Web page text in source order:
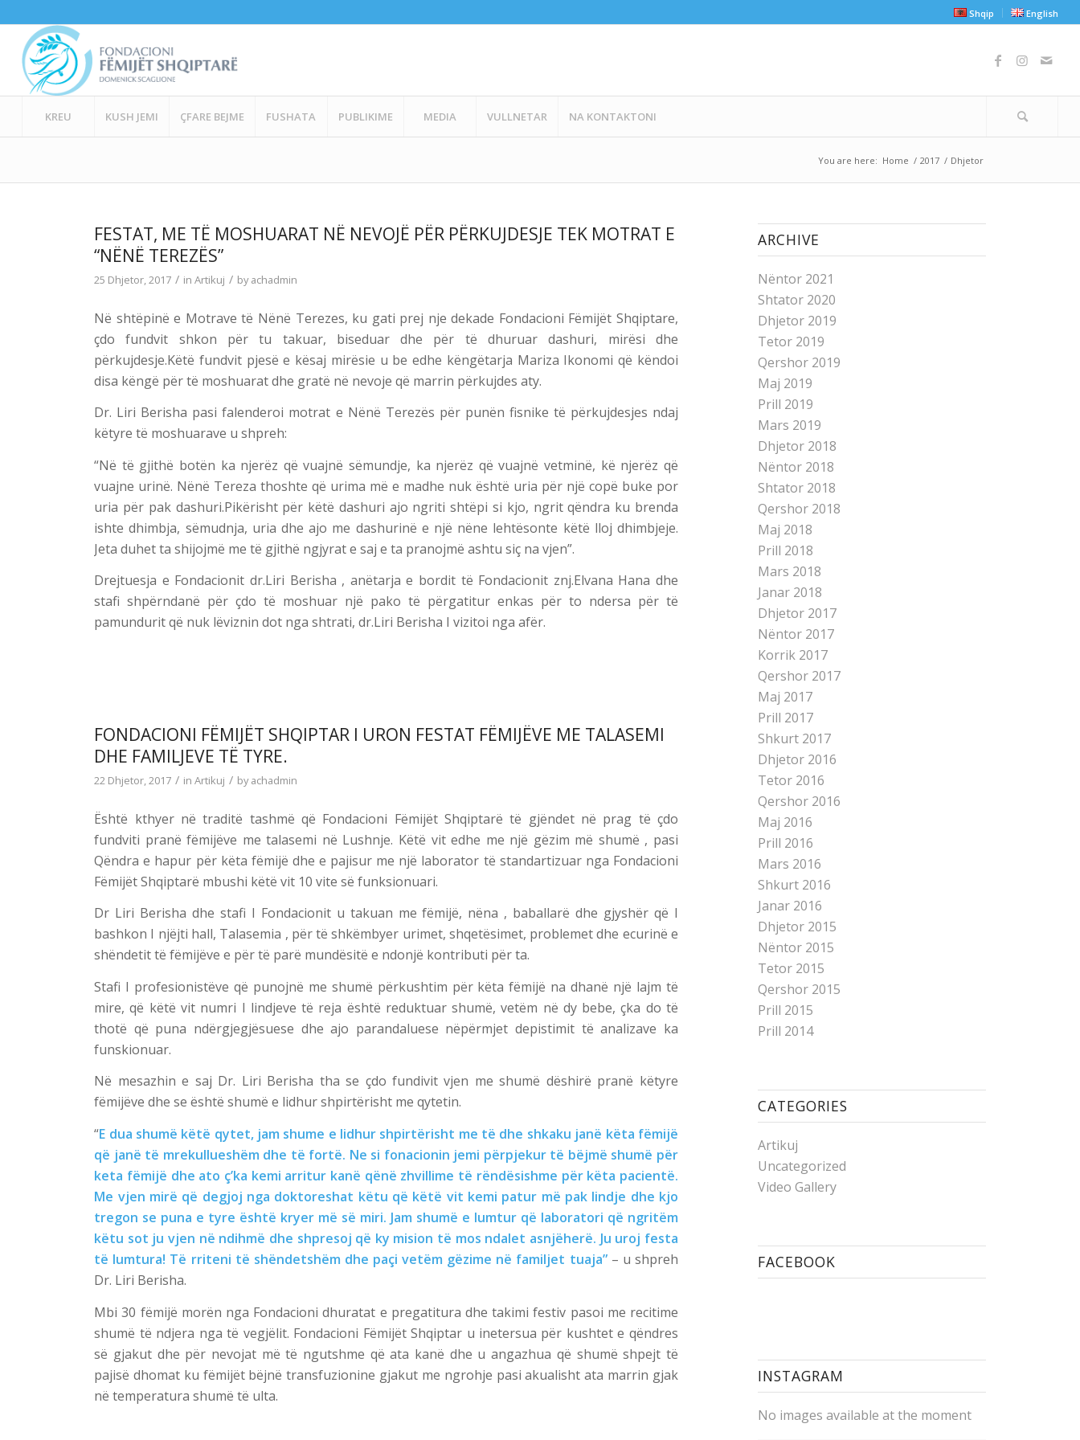
Shqip English
KREU KUSH JEMI ÇFARE BEJME FUSHATA PUBLIKIME MEDIA VULLNETAR NA KONTAKTONI
You are here: Home / 2017 / Dhjetor
FESTAT, ME TË MOSHUARAT NË NEVOJË PËR PËRKUJDESJE TEK MOTRAT E
“NËNË TEREZËS”
25 Dhjetor, 2017 / inArtikuj / byachadmin
Në shtëpinë e Motrave të Nënë Terezes, ku gati prej nje dekade Fondacioni Fëmijët Shqiptare,
çdo fundvit shkon për tu takuar, biseduar dhe për të dhuruar dashuri, mirësi dhe
përkujdesje.Këtë fundvit pjesë e kësaj mirësie u be edhe këngëtarja Mariza Ikonomi që këndoi
disa këngë për të moshuarat dhe gratë në nevoje që marrin përkujdes aty.
Dr. Liri Berisha pasi falenderoi motrat e Nënë Terezës për punën fisnike të përkujdesjes ndaj
këtyre të moshuarave u shpreh:
“Në të gjithë botën ka njerëz që vuajnë sëmundje, ka njerëz që vuajnë vetminë, kë njerëz që
vuajne urinë. Nënë Tereza thoshte që urima më e madhe nuk është uria për një copë buke por
uria për pak dashuri.Pikërisht për këtë dashuri ajo ngriti shtëpi si kjo, ngrit qëndra ku brenda
ishte dhimbja, sëmudnja, uria dhe ajo me dashurinë e një nëne lehtësonte këtë lloj dhimbjeje.
Jeta duhet ta shijojmë me të gjithë ngjyrat e saj e ta pranojmë ashtu siç na vjen”.
Drejtuesja e Fondacionit dr.Liri Berisha , anëtarja e bordit të Fondacionit znj.Elvana Hana dhe
stafi shpërndanë për çdo të moshuar një pako të përgatitur enkas për to ndersa për të
pamundurit që nuk lëviznin dot nga shtrati, dr.Liri Berisha I vizitoi nga afër.
FONDACIONI FËMIJËT SHQIPTAR I URON FESTAT FËMIJËVE ME TALASEMI
DHE FAMILJEVE TË TYRE.
22 Dhjetor, 2017 / inArtikuj / byachadmin
Është kthyer në traditë tashmë që Fondacioni Fëmijët Shqiptarë të gjëndet në prag të çdo
fundviti pranë fëmijëve me talasemi në Lushnje. Këtë vit edhe me një gëzim më shumë , pasi
Qëndra e hapur për këta fëmijë dhe e pajisur me një laborator të standartizuar nga Fondacioni
Fëmijët Shqiptarë mbushi këtë vit 10 vite së funksionuari.
Dr Liri Berisha dhe stafi I Fondacionit u takuan me fëmijë, nëna , baballarë dhe gjyshër që I
bashkon I njëjti hall, Talasemia , për të shkëmbyer urimet, shqetësimet, problemet dhe ecurinë e
shëndetit të fëmijëve e për të parë mundësitë e ndonjë kontributi për ta.
Stafi I profesionistëve që punojnë me shumë përkushtim për këta fëmijë na dhanë një lajm të
mire, që këtë vit numri I lindjeve të reja është reduktuar shumë, vetëm në dy bebe, çka do të
thotë që puna ndërgjegjësuese dhe ajo parandaluese nëpërmjet depistimit të analizave ka
funskionuar.
Në mesazhin e saj Dr. Liri Berisha tha se çdo fundivit vjen me shumë dëshirë pranë këtyre
fëmijëve dhe se është shumë e lidhur shpirtërisht me qytetin.
“E dua shumë këtë qytet, jam shume e lidhur shpirtërisht me të dhe shkaku janë këta fëmijë
që janë të mrekullueshëm dhe të fortë. Ne si fonacionin jemi përpjekur të bëjmë shumë për
keta fëmijë dhe ato ç’ka kemi arritur kanë qënë zhvillime të rëndësishme për këta pacientë.
Me vjen mirë që degjoj nga doktoreshat këtu që këtë vit kemi patur më pak lindje dhe kjo
tregon se puna e tyre është kryer më së miri. Jam shumë e lumtur që laboratori që ngritëm
këtu sot ju vjen në ndihmë dhe shpresoj që ky mision të mos ndalet asnjëherë. Ju uroj festa
të lumtura! Të rriteni të shëndetshëm dhe paçi vetëm gëzime në familjet tuaja”– u shpreh
Dr. Liri Berisha.
Mbi 30 fëmijë morën nga Fondacioni dhuratat e pregatitura dhe takimi festiv pasoi me recitime
shumë të ndjera nga të vegjëlit. Fondacioni Fëmijët Shqiptar u inetersua për kushtet e qëndres
së gjakut dhe për nevojat më të ngutshme që ata kanë dhe u angazhua që shumë shpejt të
pajisë dhomat ku fëmijët bëjnë transfuzionine gjakut me ngrohje pasi akualisht ata marrin gjak
në temperatura shumë të ulta.
ARCHIVE
Nëntor 2021
Shtator 2020
Dhjetor 2019
Tetor 2019
Qershor 2019
Maj 2019
Prill 2019
Mars 2019
Dhjetor 2018
Nëntor 2018
Shtator 2018
Qershor 2018
Maj 2018
Prill 2018
Mars 2018
Janar 2018
Dhjetor 2017
Nëntor 2017
Korrik 2017
Qershor 2017
Maj 2017
Prill 2017
Shkurt 2017
Dhjetor 2016
Tetor 2016
Qershor 2016
Maj 2016
Prill 2016
Mars 2016
Shkurt 2016
Janar 2016
Dhjetor 2015
Nëntor 2015
Tetor 2015
Qershor 2015
Prill 2015
Prill 2014
CATEGORIES
Artikuj
Uncategorized
Video Gallery
FACEBOOK
INSTAGRAM
No images available at the moment